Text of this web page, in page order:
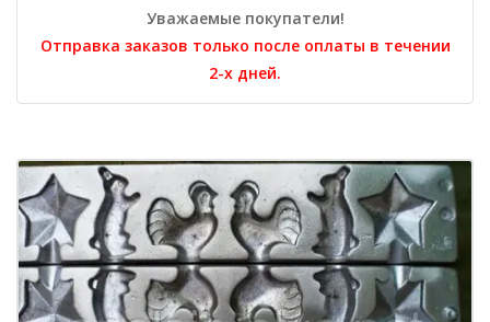
Уважаемые покупатели!
Отправка заказов только после оплаты в течении
2-х дней.